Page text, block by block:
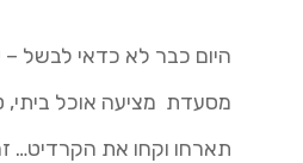
היום כבר לא כדאי לבשל –
מסעדת מציעה אוכל ביתי,
תארחו וקחו את הקרדיט…